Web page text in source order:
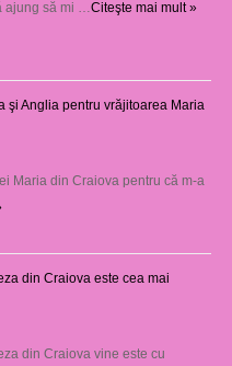
ajung să mi … Citeşte mai mult »
şi Anglia pentru vrăjitoarea Maria
Maria din Craiova pentru că m-a
din Craiova este cea mai
din Craiova vine este cu